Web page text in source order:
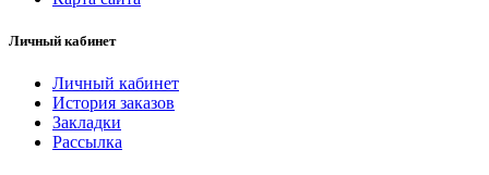
Личный кабинет
Личный кабинет
История заказов
Закладки
Рассылка